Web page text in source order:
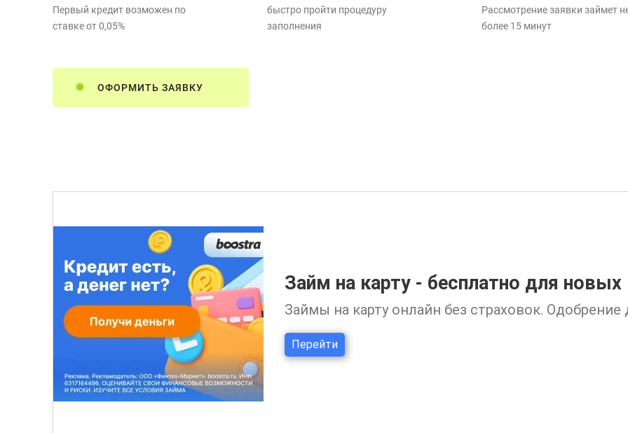
Первый кредит возможен по
ставке от 0,05%
быстро пройти процедуру
заполнения
Рассмотрение заявки займет
более 15 минут
ОФОРМИТЬ ЗАЯВКУ